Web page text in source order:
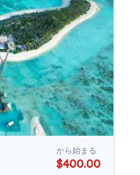
から始まる
$400.00